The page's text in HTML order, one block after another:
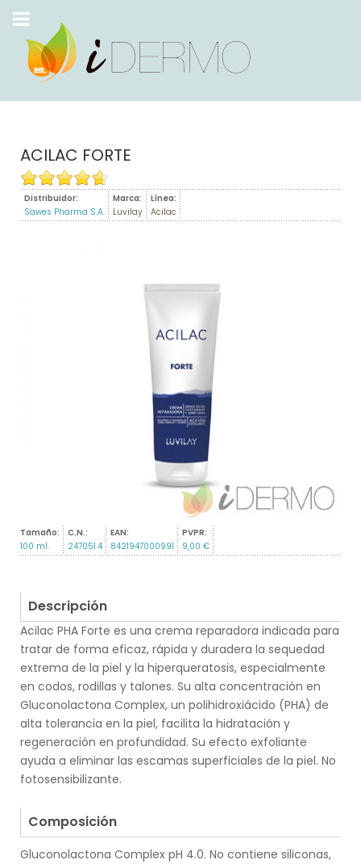
ACILAC FORTE
Distribuidor:
Sawes Pharma S.A.
Marca:
Luvilay
Línea:
Acilac
Tamaño:
100 ml.
C.N.:
247051.4
EAN:
8421947000991
PVPR:
9,00 €
Descripción
Acilac PHA Forte es una crema reparadora indicada para
tratar de forma eficaz, rápida y duradera la sequedad
extrema de la piel y la hiperqueratosis, especialmente
en codos, rodillas y talones. Su alta concentración en
Gluconolactona Complex, un polihidroxiácido (PHA) de
alta tolerancia en la piel, facilita la hidratación y
regeneración en profundidad. Su efecto exfoliante
ayuda a eliminar las escamas superficiales de la piel. No
fotosensibilizante.
Composición
Gluconolactona Complex pH 4.0. No contiene siliconas,